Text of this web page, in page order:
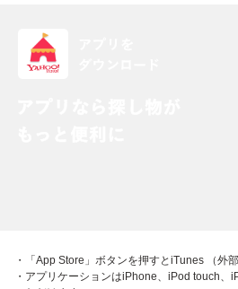
・「App Store」ボタンを押すとiTunes （外
・アプリケーションはiPhone、iPod touch